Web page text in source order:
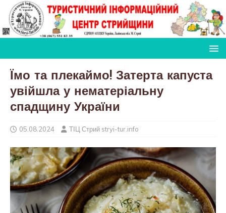
Їмо та плекаймо! Затерта капуста
увійшла у нематеріальну
спадщину України
05.08.2024 ТІЦ Стрий stryi-tur.info